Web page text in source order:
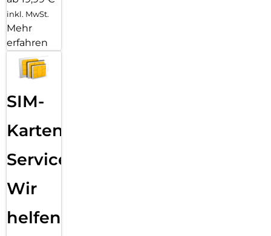
inkl. MwSt.
Mehr
erfahren
SIM-
Karten
Service:
Wir
helfen